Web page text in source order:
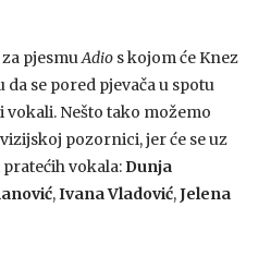
pjesmuAdio s kojom će Knez
da se pored pjevača u spotu
Nešto tako možemo
pozornici, jer će se uz
vokala: Dunja
,Ivana Vladović,Jelena